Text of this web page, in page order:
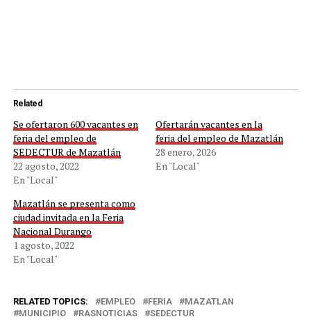
Related
Se ofertaron 600 vacantes en
feria del empleo de
SEDECTUR de Mazatlán
22 agosto, 2022
En "Local"
Ofertarán vacantes en la
feria del empleo de Mazatlán
28 enero, 2026
En "Local"
Mazatlán se presenta como
ciudad invitada en la Feria
Nacional Durango
1 agosto, 2022
En "Local"
RELATED TOPICS: EMPLEO FERIA
MAZATLAN
MUNICIPIO
RASNOTICIAS SEDECTUR